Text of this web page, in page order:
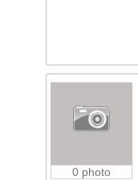
0 photo